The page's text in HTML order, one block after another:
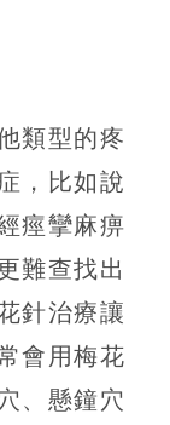
類型的疼
，比如說
痙攣麻痹
難查找出
針治療讓
會用梅花
、懸鐘穴